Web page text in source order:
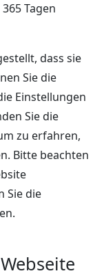
Tagen
dass sie
Sie die
Einstellungen
Sie die
zu erfahren,
Bitte beachten
Sie die